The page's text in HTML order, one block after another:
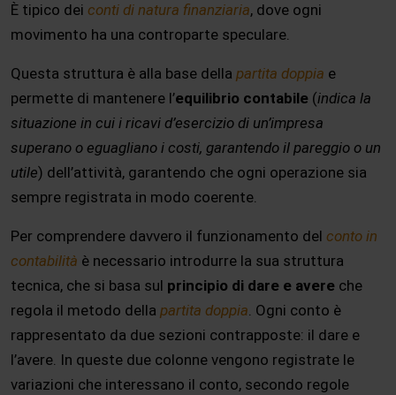
È tipico dei conti di natura finanziaria, dove ogni
movimento ha una controparte speculare.
Questa struttura è alla base della partita doppia e
permette di mantenere l’equilibrio contabile (indica la
situazione in cui i ricavi d’esercizio di un’impresa
superano o eguagliano i costi, garantendo il pareggio o un
utile) dell’attività, garantendo che ogni operazione sia
sempre registrata in modo coerente.
Per comprendere davvero il funzionamento del conto in
contabilità è necessario introdurre la sua struttura
tecnica, che si basa sul principio di dare e avere che
regola il metodo della partita doppia. Ogni conto è
rappresentato da due sezioni contrapposte: il dare e
l’avere. In queste due colonne vengono registrate le
variazioni che interessano il conto, secondo regole